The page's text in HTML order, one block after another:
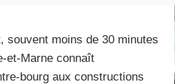
souvent moins de 30 minutes
et-Marne connaît
bourg aux constructions